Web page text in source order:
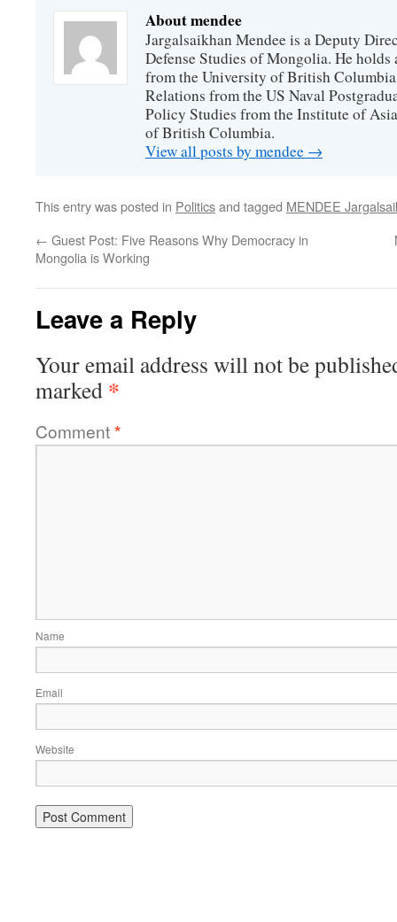
About mendee
Jargalsaikhan Mendee is a Deputy
Defense Studies of Mongolia. He
from the University of British
Relations from the US Naval
Policy Studies from the Institute of
of British Columbia.
View all posts by mendee →
This entry was posted in Politicsand tagged MENDEE
← Guest Post: Five Reasons Why Democracy in
Mongolia is Working
Leave a Reply
Your email address will not be
marked *
Comment*
Name
Email
Website